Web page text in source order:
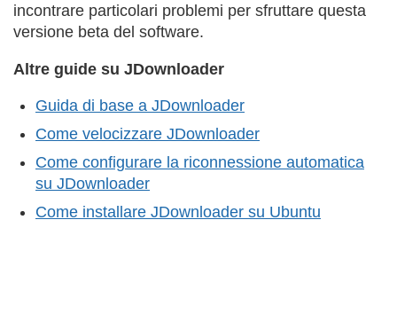
incontrare particolari problemi per sfruttare questa
versione beta del software.
Altre guide su JDownloader
Guida di base a JDownloader
Come velocizzare JDownloader
Come configurare la riconnessione automatica
su JDownloader
Come installare JDownloader su Ubuntu